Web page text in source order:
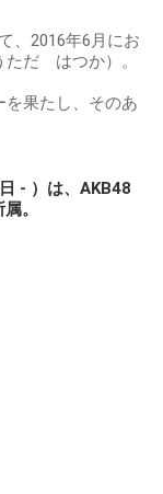
、2016年6月にお
ただ はつか）。
を果たし、そのあ
- ）は、AKB48
。